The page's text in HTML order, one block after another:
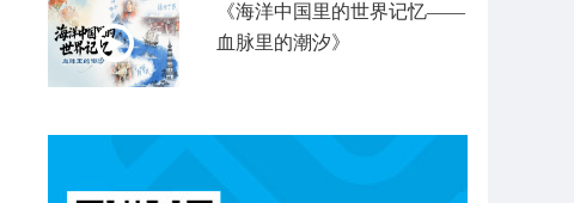
《海洋中国里的世界记忆——
血脉里的潮汐》